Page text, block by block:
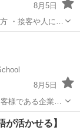
8月5日
・接客や人に喜
8月5日
受講生の対応… お客様である企業
解決策の提案 …
クライアント経
活かせる】